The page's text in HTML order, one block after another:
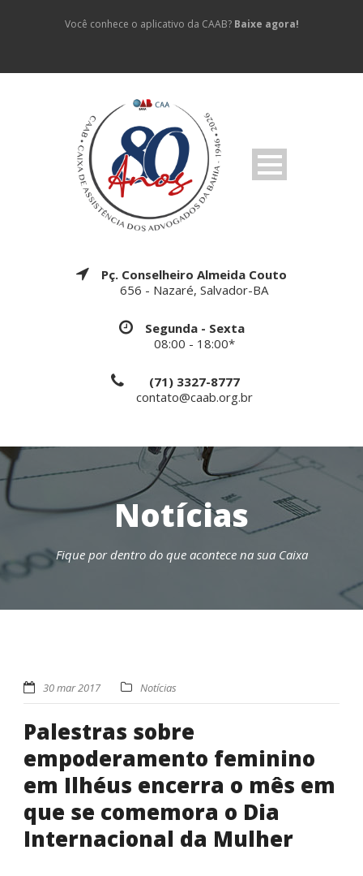
Você conhece o aplicativo da CAAB? Baixe agora!
Pç. Conselheiro Almeida Couto
656 - Nazaré, Salvador-BA
Segunda - Sexta
08:00 - 18:00*
(71) 3327-8777
contato@caab.org.br
Notícias
Fique por dentro do que acontece na sua Caixa
30 mar 2017 Notícias
Palestras sobre
empoderamento feminino
em Ilhéus encerra o mês em
que se comemora o Dia
Internacional da Mulher